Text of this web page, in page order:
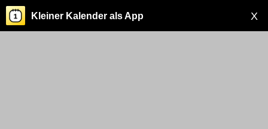
X
Kleiner Kalender als App